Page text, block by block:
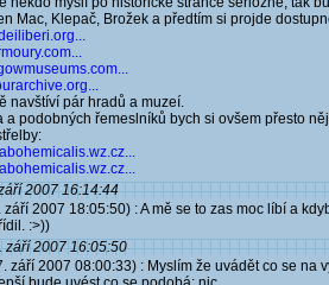
Mac, Klepač, Brožek a předtím si projde
navštíví pár hradů a muzeí.
a podobných řemeslníků bych si ovšem přesto
2007 16:14:44
září 2007 18:05:50) : A mě se to zas moc líbí a
:>))
září 2007 16:05:50
září 2007 08:00:33) : Myslím že uvádět co se na